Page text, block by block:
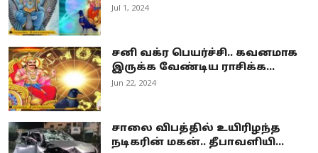
Jul 1, 2024
சனி வக்ர பெயர்ச்சி.. கவனமாக
இருக்க வேண்டிய ராசிக்க...
Jun 22, 2024
சாலை விபத்தில் உயிரிழந்த
நடிகரின் மகன்.. தீபாவளியி...